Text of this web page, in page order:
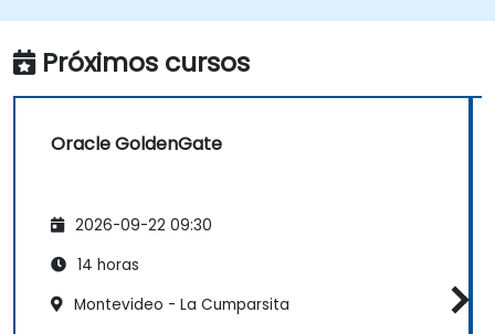
GoldenGate y solucionar problemas.
Próximos cursos
Oracle GoldenGate
2026-09-22 09:30
14 horas
Montevideo - La Cumparsita